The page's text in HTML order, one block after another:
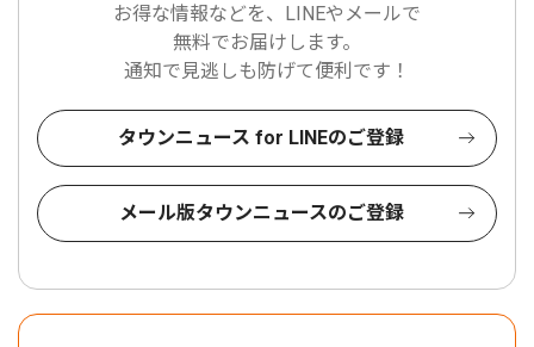
お得な情報などを、LINEやメールで
無料でお届けします。
通知で見逃しも防げて便利です！
タウンニュース for LINEのご登録
メール版タウンニュースのご登録